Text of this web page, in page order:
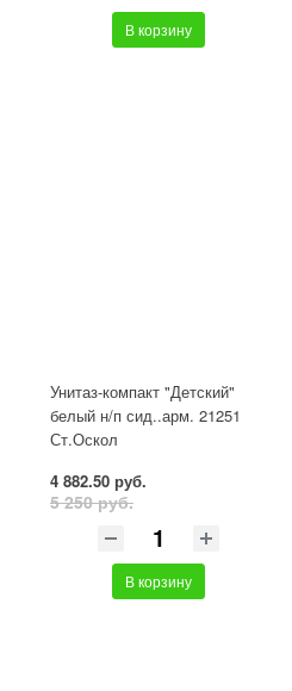
В корзину
Унитаз-компакт "Детский"
белый н/п сид..арм. 21251
Ст.Оскол
4 882.50 руб.
5 250 руб.
В корзину